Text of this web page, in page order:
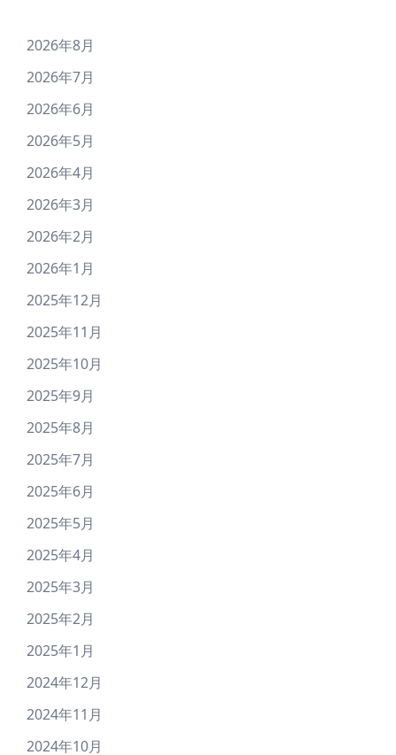
5･
9･
12･
13･
17
2026年8月
2026年7月
2026年6月
2026年5月
2026年4月
2026年3月
2026年2月
2026年1月
2025年12月
2025年11月
2025年10月
2025年9月
2025年8月
2025年7月
2025年6月
2025年5月
2025年4月
2025年3月
2025年2月
2025年1月
2024年12月
2024年11月
2024年10月